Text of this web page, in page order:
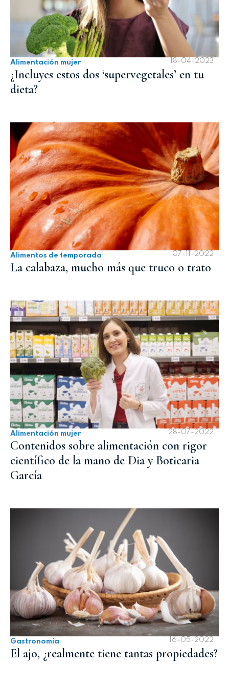
Alimentación mujer 18-04-2023
¿Incluyes estos dos ‘supervegetales’ en tu
dieta?
Alimentos de temporada 07-11-2022
La calabaza, mucho más que truco o trato
Alimentación mujer 28-07-2022
Contenidos sobre alimentación con rigor
científico de la mano de Dia y Boticaria
García
Gastronomía 16-05-2022
El ajo, ¿realmente tiene tantas propiedades?